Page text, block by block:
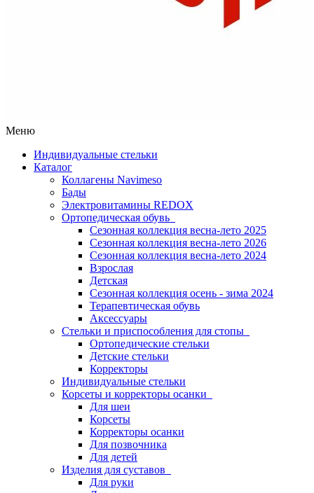
Меню
Индивидуальные стельки
Каталог
Коллагены Navimeso
Бады
Электровитамины REDOX
Ортопедическая обувь
Сезонная коллекция весна-лето 2025
Сезонная коллекция весна-лето 2026
Сезонная коллекция весна-лето 2024
Взрослая
Детская
Сезонная коллекция осень - зима 2024
Терапевтическая обувь
Аксессуары
Стельки и приспособления для стопы
Ортопедические стельки
Детские стельки
Корректоры
Индивидуальные стельки
Корсеты и корректоры осанки
Для шеи
Корсеты
Корректоры осанки
Для позвочника
Для детей
Изделия для суставов
Для руки